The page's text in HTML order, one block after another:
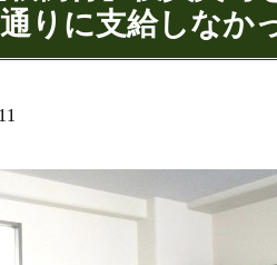
りに支給しなか